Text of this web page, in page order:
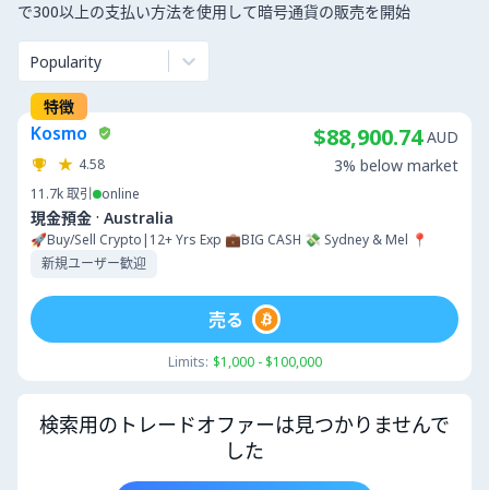
で300以上の支払い方法を使用して暗号通貨の販売を開始
Popularity
特徴
Kosmo
4.58
11.7k取引 online
現金預金 · Australia
🚀Buy/Sell Crypto|12+ Yrs Exp 💼BIG CASH 💸 Sydney & Mel 📍
新規ユーザー歓迎
$88,900.74 AUD
3% below market
Limits: $1,000 - $100,000
売る
検索用のトレードオファーは見つかりませんで
した